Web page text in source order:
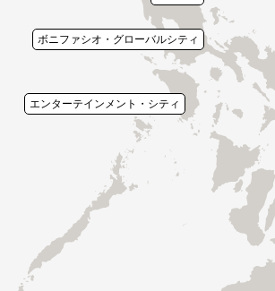
ボニファシオ・グローバルシティ
エンターテインメント・シティ